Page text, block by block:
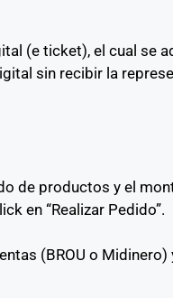
(e ticket), el cual se
sin recibir la
de productos y el
en “Realizar Pedido”.
(BROU o Midinero)